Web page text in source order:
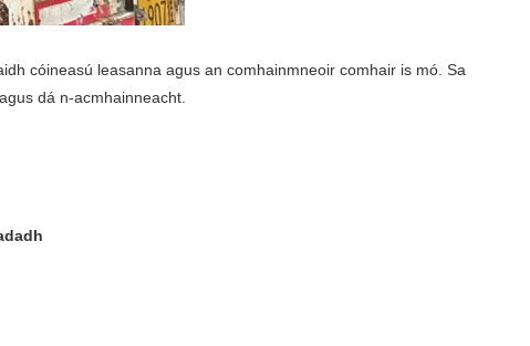
cóineasú leasanna agus an comhainmneoir comhair is mó. Sa
dá n-acmhainneacht.